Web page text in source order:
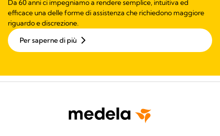
Da 60 anni ci impegniamo a rendere semplice, intuitiva ed
efficace una delle forme di assistenza che richiedono maggiore
riguardo e discrezione.
Per saperne di più